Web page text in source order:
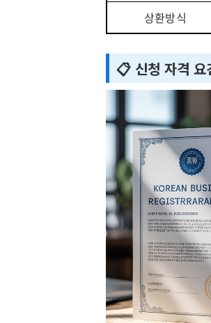
상환방식
📋 신청 자격 요